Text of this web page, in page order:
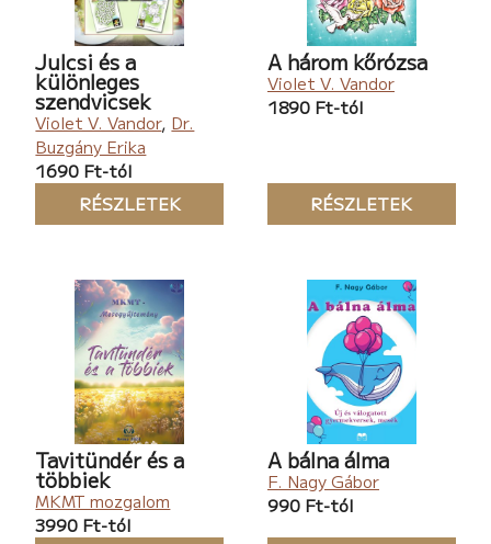
Julcsi és a
különleges
szendvicsek
Violet V. Vandor, Dr.
Buzgány Erika
1690 Ft-tól
RÉSZLETEK
A három kőrózsa
Violet V. Vandor
1890 Ft-tól
RÉSZLETEK
Tavitündér és a
többiek
MKMT mozgalom
3990 Ft-tól
A bálna álma
F. Nagy Gábor
990 Ft-tól